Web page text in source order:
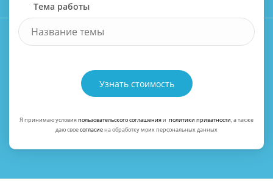
Тема работы
Узнать стоимость
Я принимаю условияпользовательского соглашенияи политики приватности, а также
даю своесогласиена обработку моих персональных данных